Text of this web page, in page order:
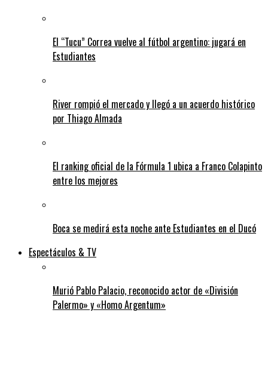
El “Tucu” Correa vuelve al fútbol argentino: jugará en
Estudiantes
River rompió el mercado y llegó a un acuerdo histórico
por Thiago Almada
El ranking oficial de la Fórmula 1 ubica a Franco Colapinto
entre los mejores
Boca se medirá esta noche ante Estudiantes en el Ducó
Espectáculos & TV
Murió Pablo Palacio, reconocido actor de «División
Palermo» y «Homo Argentum»